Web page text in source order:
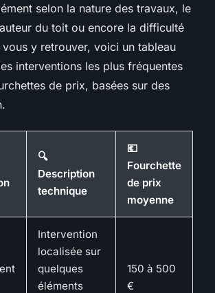
selon la nature des travaux, le
du toit ou encore la difficulté
vous y retrouver, voici un tableau
interventions les plus fréquentes
de prix, basées sur des
🔍
Description
technique
💶
Fourchette
de prix
moyenne
Intervention
localisée sur
quelques
éléments
150 à 500
€